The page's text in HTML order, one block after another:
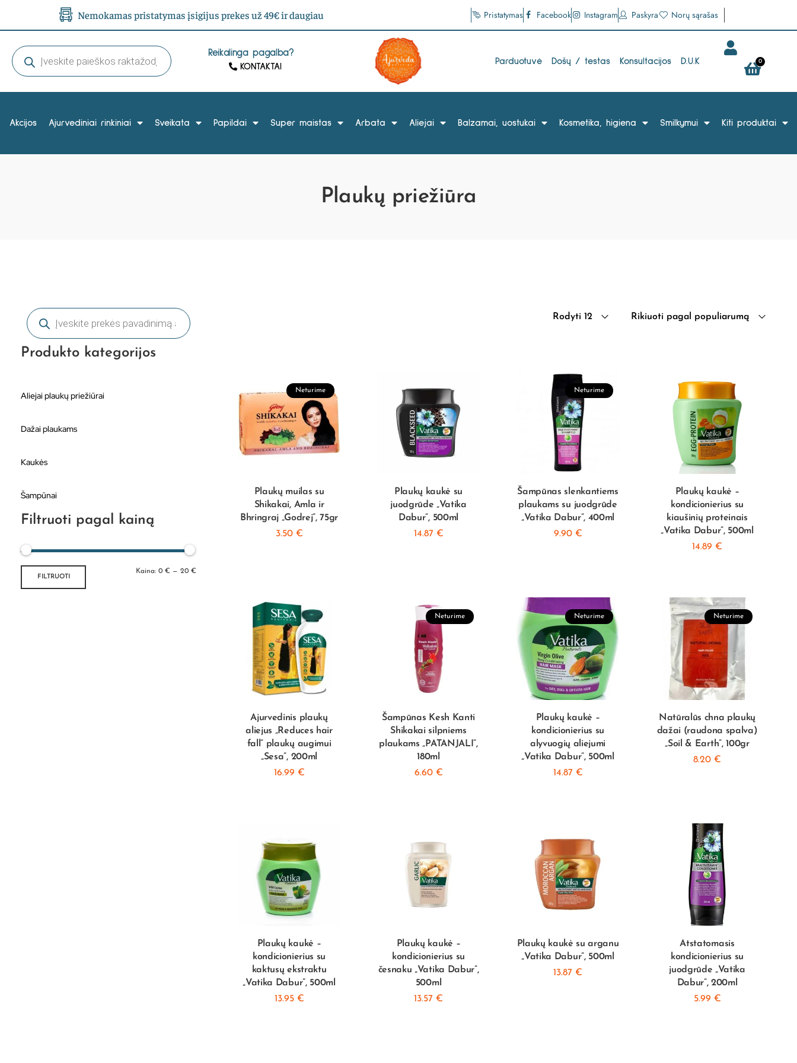
Nemokamas pristatymas įsigijus prekes už 49€ ir daugiau Pristatymas Facebook Instagram Paskyra Norų sąrašas
Reikalinga pagalba?
KONTAKTAI
Parduotuvė Došų / testas Konsultacijos D.U.K 0
Akcijos Ajurvediniai rinkiniai Sveikata Papildai Super maistas Arbata Aliejai Balzamai, uostukai Kosmetika, higiena Smilkymui Kiti produktai
Plaukų priežiūra
Produkto kategorijos
Aliejai plaukų priežiūrai
Dažai plaukams
Kaukės
Šampūnai
Filtruoti pagal kainą
FILTRUOTI
Kaina: 0 € — 20 €
Rodyti 12 Rikiuoti pagal populiarumą
Neturime
Plaukų muilas su
Shikakai, Amla ir
Bhringraj „Godrej”, 75gr
3.50 €
Plaukų kaukė su
juodgrūde „Vatika
Dabur”, 500ml
14.87 €
Neturime
Šampūnas slenkantiems
plaukams su juodgrūde
„Vatika Dabur”, 400ml
9.90 €
Plaukų kaukė –
kondicionierius su
kiaušinių proteinais
„Vatika Dabur”, 500ml
14.89 €
Ajurvedinis plaukų
aliejus „Reduces hair
fall” plaukų augimui
„Sesa”, 200ml
16.99 €
Neturime
Šampūnas Kesh Kanti
Shikakai silpniems
plaukams „PATANJALI”,
180ml
6.60 €
Neturime
Plaukų kaukė –
kondicionierius su
alyvuogių aliejumi
„Vatika Dabur”, 500ml
14.87 €
Neturime
Natūralūs chna plaukų
dažai (raudona spalva)
„Soil & Earth”, 100gr
8.20 €
Plaukų kaukė –
kondicionierius su
kaktusų ekstraktu
„Vatika Dabur”, 500ml
13.95 €
Plaukų kaukė –
kondicionierius su
česnaku „Vatika Dabur”,
500ml
13.57 €
Plaukų kaukė su arganu
„Vatika Dabur”, 500ml
13.87 €
Atstatomasis
kondicionierius su
juodgrūde „Vatika
Dabur”, 200ml
5.99 €